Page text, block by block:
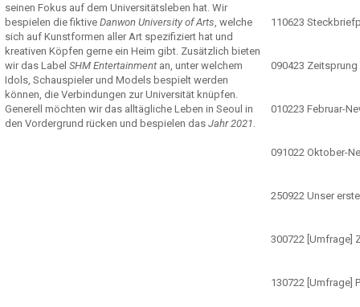
seinen Fokus auf dem Universitätsleben hat. Wir
bespielen die fiktive Danwon University of Arts, welche
sich auf Kunstformen aller Art spezifiziert hat und
kreativen Köpfen gerne ein Heim gibt. Zusätzlich bieten
wir das Label SHM Entertainment an, unter welchem
Idols, Schauspieler und Models bespielt werden
können, die Verbindungen zur Universität knüpfen.
Generell möchten wir das alltägliche Leben in Seoul in
den Vordergrund rücken und bespielen das Jahr 2021.
110623
090423
010223 Februar-
091022 Oktober-
250922 Unser
300722 [Umfrage]
130722 [Umfrage]